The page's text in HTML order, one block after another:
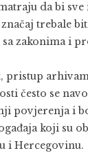
da bi
trebale
zakonima i
pristup
često se
povjerenja i
koji su
i Hercegovinu.